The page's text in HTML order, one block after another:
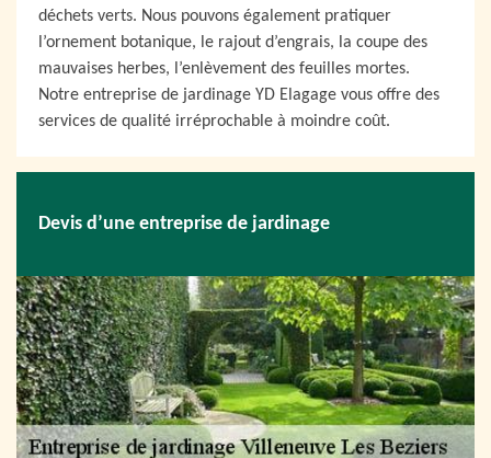
déchets verts. Nous pouvons également pratiquer
l’ornement botanique, le rajout d’engrais, la coupe des
mauvaises herbes, l’enlèvement des feuilles mortes.
Notre entreprise de jardinage YD Elagage vous offre des
services de qualité irréprochable à moindre coût.
Devis d’une entreprise de jardinage